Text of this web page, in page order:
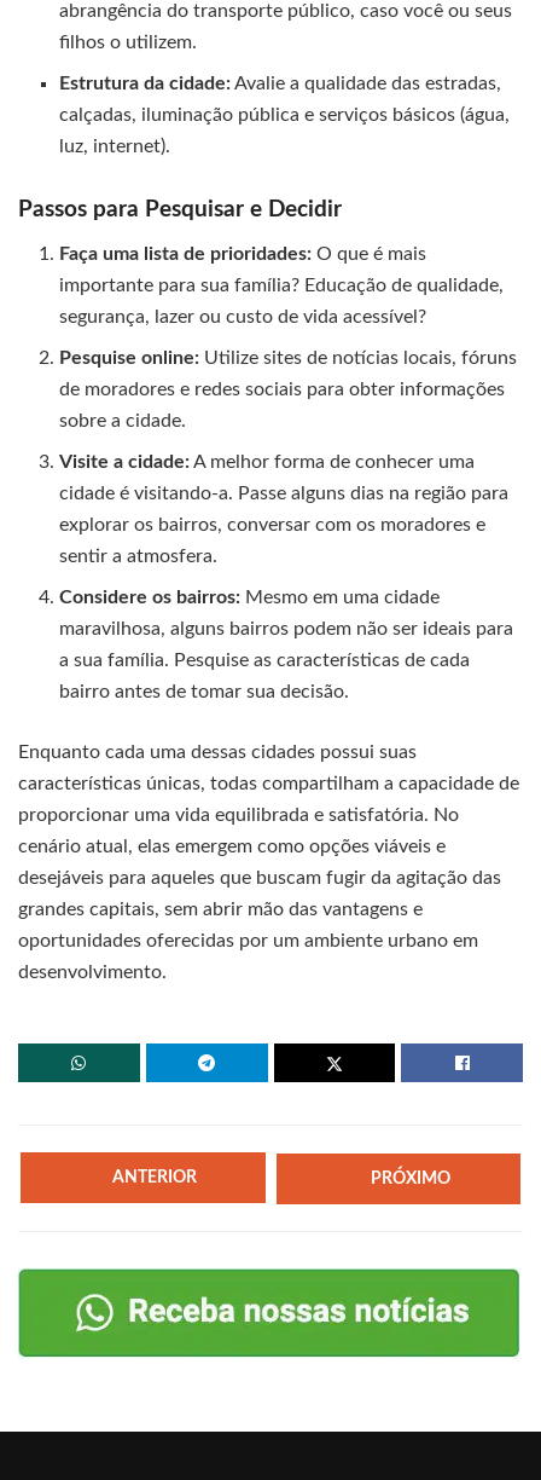
abrangência do transporte público, caso você ou seus
filhos o utilizem.
Estrutura da cidade:Avalie a qualidade das estradas,
calçadas, iluminação pública e serviços básicos (água,
luz, internet).
Passos para Pesquisar e Decidir
Faça uma lista de prioridades: O que é mais
importante para sua família? Educação de qualidade,
segurança, lazer ou custo de vida acessível?
Pesquise online: Utilize sites de notícias locais, fóruns
de moradores e redes sociais para obter informações
sobre a cidade.
Visite a cidade:A melhor forma de conhecer uma
cidade é visitando-a. Passe alguns dias na região para
explorar os bairros, conversar com os moradores e
sentir a atmosfera.
Considere os bairros: Mesmo em uma cidade
maravilhosa, alguns bairros podem não ser ideais para
a sua família. Pesquise as características de cada
bairro antes de tomar sua decisão.
Enquanto cada uma dessas cidades possui suas
características únicas, todas compartilham a capacidade de
proporcionar uma vida equilibrada e satisfatória. No
cenário atual, elas emergem como opções viáveis e
desejáveis para aqueles que buscam fugir da agitação das
grandes capitais, sem abrir mão das vantagens e
oportunidades oferecidas por um ambiente urbano em
desenvolvimento.
ANTERIOR PRÓXIMO